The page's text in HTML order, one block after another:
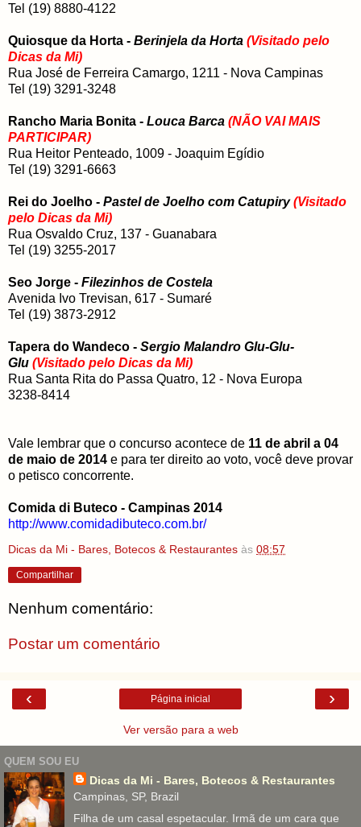
Tel (19) 8880-4122
Quiosque da Horta - Berinjela da Horta (Visitado pelo
Dicas da Mi)
Rua José de Ferreira Camargo, 1211 - Nova Campinas
Tel (19) 3291-3248
Rancho Maria Bonita - Louca Barca (NÃO VAI MAIS
PARTICIPAR)
Rua Heitor Penteado, 1009 - Joaquim Egídio
Tel (19) 3291-6663
Rei do Joelho - Pastel de Joelho com Catupiry(Visitado
pelo Dicas da Mi)
Rua Osvaldo Cruz, 137 - Guanabara
Tel (19) 3255-2017
Seo Jorge - Filezinhos de Costela
Avenida Ivo Trevisan, 617 - Sumaré
Tel (19) 3873-2912
Tapera do Wandeco - Sergio Malandro Glu-Glu-
Glu (Visitado pelo Dicas da Mi)
Rua Santa Rita do Passa Quatro, 12 - Nova Europa
3238-8414
Vale lembrar que o concurso acontece de 11 de abril a 04
de maio de 2014 e para ter direito ao voto, você deve provar
o petisco concorrente.
Comida di Buteco - Campinas 2014
http://www.comidadibuteco.com.br/
Dicas da Mi - Bares, Botecos & Restaurantes às 08:57
Compartilhar
Nenhum comentário:
Postar um comentário
‹ ›
Página inicial
Ver versão para a web
QUEM SOU EU
Dicas da Mi - Bares, Botecos & Restaurantes
Campinas, SP, Brazil
Filha de um casal espetacular. Irmã de um cara que